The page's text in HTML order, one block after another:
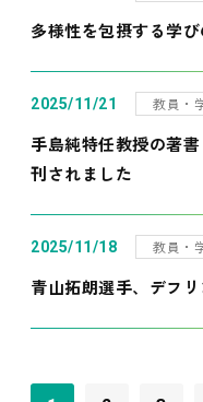
多様性を包摂する学
2025/11/21 教員・
手島純特任教授の著
刊されました
2025/11/18 教員・
青山拓朗選手、デフ